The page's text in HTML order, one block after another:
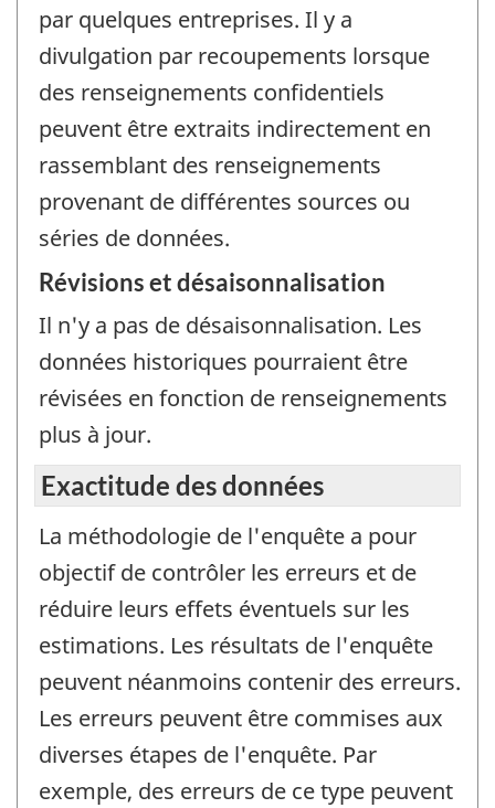
par quelques entreprises. Il y a
divulgation par recoupements lorsque
des renseignements confidentiels
peuvent être extraits indirectement en
rassemblant des renseignements
provenant de différentes sources ou
séries de données.
Révisions et désaisonnalisation
Il n'y a pas de désaisonnalisation. Les
données historiques pourraient être
révisées en fonction de renseignements
plus à jour.
Exactitude des données
La méthodologie de l'enquête a pour
objectif de contrôler les erreurs et de
réduire leurs effets éventuels sur les
estimations. Les résultats de l'enquête
peuvent néanmoins contenir des erreurs.
Les erreurs peuvent être commises aux
diverses étapes de l'enquête. Par
exemple, des erreurs de ce type peuvent